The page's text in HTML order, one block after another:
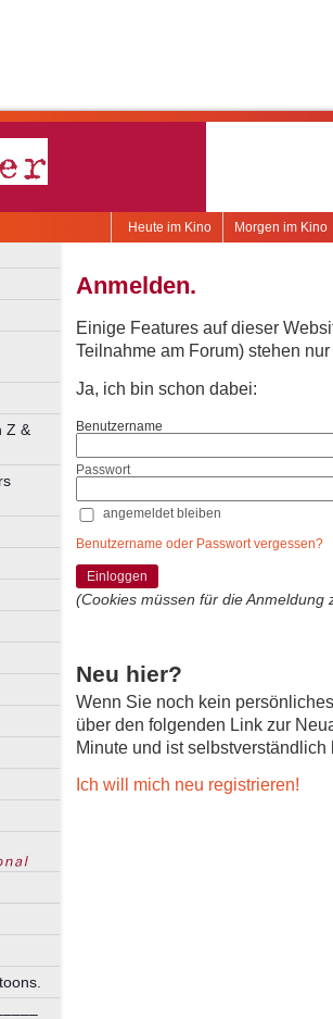
Morgen im Kino
Heute im Kino
Zeit
Z &
Anmelden.
Einige Features auf dieser
Teilnahme am Forum) stehen
Ja, ich bin schon dabei:
Benutzername
Passwort
angemeldet bleiben
Benutzername oder Passwort vergessen?
Einloggen
(Cookies müssen für die Anmeldung
Neu hier?
Wenn Sie noch kein
über den folgenden Link zur
Minute und ist selbstverständlich
Ich will mich neu registrieren!